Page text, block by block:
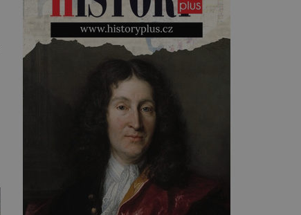
Kearnsovým zlepšovákem.
Začíná spor, kterému génius
obětuje vše – čas, rodinu i sám
sebe. Američan Robert William
Kearns (1927–2005), který
během vlastní svatby přijde […]